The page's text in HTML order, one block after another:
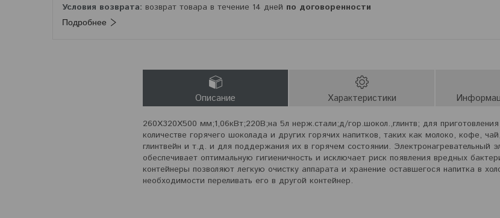
возврат товара в течение 14 дней по договоренности
Подробнее
Описание Характеристики
260Х320Х500 мм;1,06кВт;220В;на 5л нерж.стали;д/гор.шокол.,глинтв; для
количестве горячего шоколада и других горячих напитков, таких как молоко, кофе,
глинтвейн и т.д. и для поддержания их в горячем состоянии. Электронагревательный
обеспечивает оптимальную гигиеничность и исключает риск появления вредных
контейнеры позволяют легкую очистку аппарата и хранение оставшегося напитка в
необходимости переливать его в другой контейнер.